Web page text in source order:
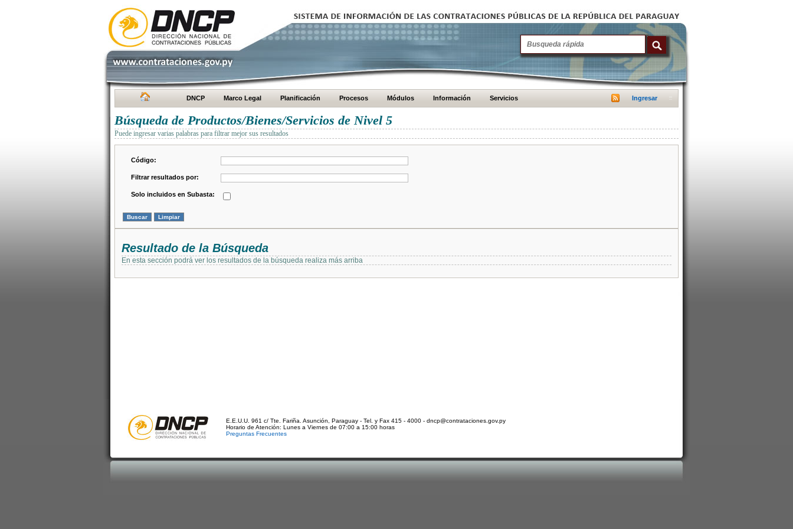
DNCP Marco Legal Planificación Procesos Módulos Información Servicios Ingresar
Búsqueda de Productos/Bienes/Servicios de Nivel 5
Puede ingresar varias palabras para filtrar mejor sus resultados
Código:
Filtrar resultados por:
Solo incluidos en Subasta:
Resultado de la Búsqueda
En esta sección podrá ver los resultados de la búsqueda realiza más arriba
E.E.U.U. 961 c/ Tte. Fariña. Asunción, Paraguay - Tel. y Fax 415 - 4000 - dncp@contrataciones.gov.py
Horario de Atención: Lunes a Viernes de 07:00 a 15:00 horas
Preguntas Frecuentes